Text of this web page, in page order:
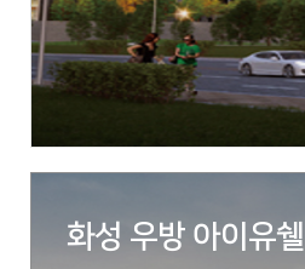
분양문의 031-642-6902
자세
화성 우방 아이유